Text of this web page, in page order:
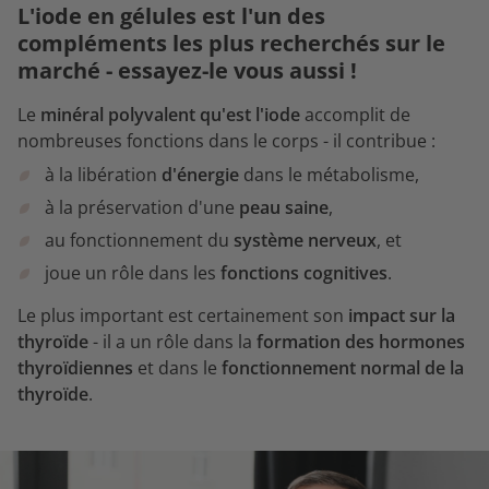
L'iode en gélules est l'un des
compléments les plus recherchés sur le
marché - essayez-le vous aussi !
Le minéral polyvalent qu'est l'iode accomplit de
nombreuses fonctions dans le corps - il contribue :
à la libération d'énergie dans le métabolisme,
à la préservation d'une peau saine,
au fonctionnement du système nerveux, et
joue un rôle dans les fonctions cognitives.
Le plus important est certainement son impact sur la
thyroïde- il a un rôle dans la formation des hormones
thyroïdiennes et dans le fonctionnement normal de la
thyroïde.